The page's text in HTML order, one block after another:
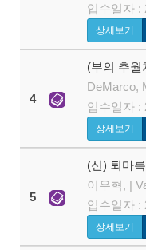
입수일자 :
상세보기
4
(부의 추월
DeMarco,
입수일자 :
상세보기
5
(신) 퇴마
이우혁, |
입수일자 :
상세보기